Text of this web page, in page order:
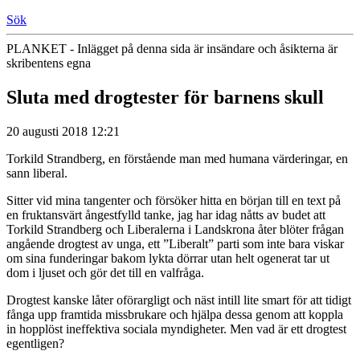
Sök
PLANKET - Inlägget på denna sida är insändare och åsikterna är
skribentens egna
Sluta med drogtester för barnens skull
20 augusti 2018 12:21
Torkild Strandberg, en förstående man med humana värderingar, en
sann liberal.
Sitter vid mina tangenter och försöker hitta en början till en text på
en fruktansvärt ångestfylld tanke, jag har idag nåtts av budet att
Torkild Strandberg och Liberalerna i Landskrona åter blöter frågan
angående drogtest av unga, ett ”Liberalt” parti som inte bara viskar
om sina funderingar bakom lykta dörrar utan helt ogenerat tar ut
dom i ljuset och gör det till en valfråga.
Drogtest kanske låter oförargligt och näst intill lite smart för att tidigt
fånga upp framtida missbrukare och hjälpa dessa genom att koppla
in hopplöst ineffektiva sociala myndigheter. Men vad är ett drogtest
egentligen?